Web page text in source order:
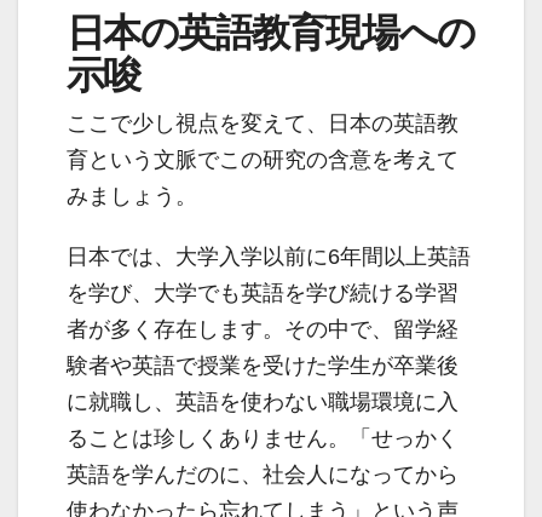
日本の英語教育現場への
示唆
ここで少し視点を変えて、日本の英語教
育という文脈でこの研究の含意を考えて
みましょう。
日本では、大学入学以前に6年間以上英語
を学び、大学でも英語を学び続ける学習
者が多く存在します。その中で、留学経
験者や英語で授業を受けた学生が卒業後
に就職し、英語を使わない職場環境に入
ることは珍しくありません。「せっかく
英語を学んだのに、社会人になってから
使わなかったら忘れてしまう」という声